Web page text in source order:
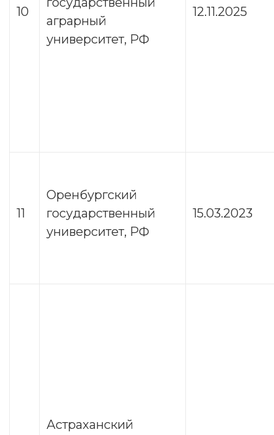
10
аграрный
университет, РФ
12.11.2025
11
Оренбургский
государственный
университет, РФ
15.03.2023
Астраханский